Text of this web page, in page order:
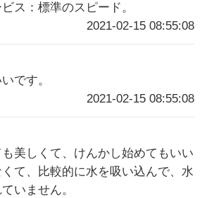
ス：標準のスピード。
2021-02-15 08:55:08
です。
2021-02-15 08:55:08
美しくて、けんかし始めてもいい
て、比較的に水を吸い込んで、水
いません。